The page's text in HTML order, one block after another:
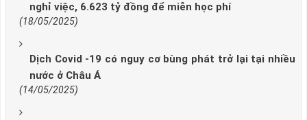
nghỉ việc, 6.623 tỷ đồng để miễn học phí
(18/05/2025)
Dịch Covid -19 có nguy cơ bùng phát trở lại tại nhiều
nước ở Châu Á
(14/05/2025)